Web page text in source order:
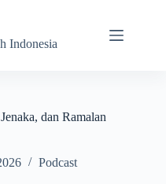
Indonesia
dan Ramalan
Podcast